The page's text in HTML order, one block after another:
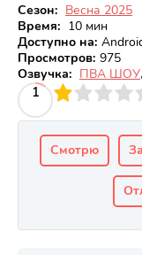
Сезон: Весна 2025
Время: 10 мин
Доступно на:
Просмотров: 975
Озвучка: ПВА ШОУ,
1
4 5 6 7 8 9
Смотрю